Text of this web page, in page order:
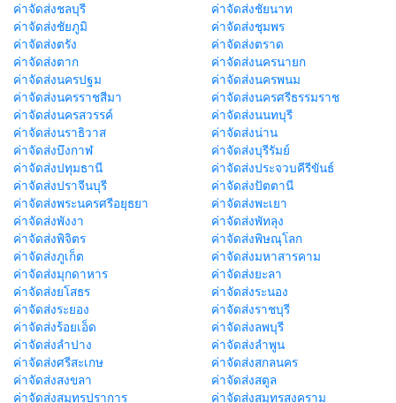
ค่าจัดส่งชลบุรี
ค่าจัดส่งชัยนาท
ค่าจัดส่งชัยภูมิ
ค่าจัดส่งชุมพร
ค่าจัดส่งตรัง
ค่าจัดส่งตราด
ค่าจัดส่งตาก
ค่าจัดส่งนครนายก
ค่าจัดส่งนครปฐม
ค่าจัดส่งนครพนม
ค่าจัดส่งนครราชสีมา
ค่าจัดส่งนครศรีธรรมราช
ค่าจัดส่งนครสวรรค์
ค่าจัดส่งนนทบุรี
ค่าจัดส่งนราธิวาส
ค่าจัดส่งน่าน
ค่าจัดส่งบึงกาฬ
ค่าจัดส่งบุรีรัมย์
ค่าจัดส่งปทุมธานี
ค่าจัดส่งประจวบคีรีขันธ์
ค่าจัดส่งปราจีนบุรี
ค่าจัดส่งปัตตานี
ค่าจัดส่งพระนครศรีอยุธยา
ค่าจัดส่งพะเยา
ค่าจัดส่งพังงา
ค่าจัดส่งพัทลุง
ค่าจัดส่งพิจิตร
ค่าจัดส่งพิษณุโลก
ค่าจัดส่งภูเก็ต
ค่าจัดส่งมหาสารคาม
ค่าจัดส่งมุกดาหาร
ค่าจัดส่งยะลา
ค่าจัดส่งยโสธร
ค่าจัดส่งระนอง
ค่าจัดส่งระยอง
ค่าจัดส่งราชบุรี
ค่าจัดส่งร้อยเอ็ด
ค่าจัดส่งลพบุรี
ค่าจัดส่งลำปาง
ค่าจัดส่งลำพูน
ค่าจัดส่งศรีสะเกษ
ค่าจัดส่งสกลนคร
ค่าจัดส่งสงขลา
ค่าจัดส่งสตูล
ค่าจัดส่งสมุทรปราการ
ค่าจัดส่งสมุทรสงคราม